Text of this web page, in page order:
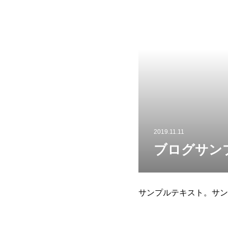
2019.11.11
ブログサン
サンプルテキスト。サン